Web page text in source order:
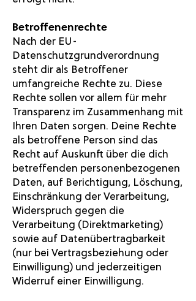
Betroffenenrechte
Nach der EU-
Datenschutzgrundverordnung
steht dir als Betroffener
umfangreiche Rechte zu. Diese
Rechte sollen vor allem für mehr
Transparenz im Zusammenhang mit
Ihren Daten sorgen. Deine Rechte
als betroffene Person sind das
Recht auf Auskunft über die dich
betreffenden personenbezogenen
Daten, auf Berichtigung, Löschung,
Einschränkung der Verarbeitung,
Widerspruch gegen die
Verarbeitung (Direktmarketing)
sowie auf Datenübertragbarkeit
(nur bei Vertragsbeziehung oder
Einwilligung) und jederzeitigen
Widerruf einer Einwilligung.